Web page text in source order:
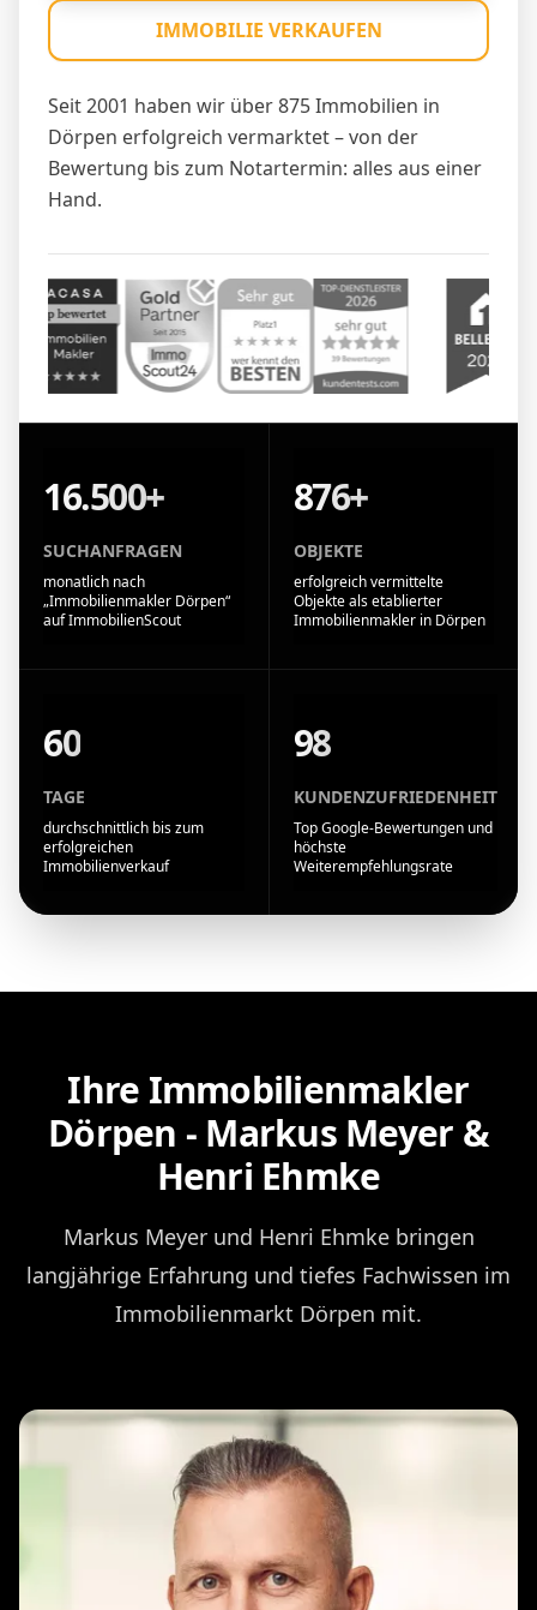
Seit 2001 haben wir über 875 Immobilien in
Dörpen erfolgreich vermarktet – von der
Bewertung bis zum Notartermin: alles aus einer
Hand.
IMMOBILIE VERKAUFEN
16.500+
SUCHANFRAGEN
monatlich nach
„Immobilienmakler Dörpen“
auf ImmobilienScout
876+
OBJEKTE
erfolgreich vermittelte
Objekte als etablierter
Immobilienmakler in Dörpen
60
TAGE
durchschnittlich bis zum
erfolgreichen
Immobilienverkauf
98
KUNDENZUFRIEDENHEIT
Top Google-Bewertungen und
höchste
Weiterempfehlungsrate
Ihre Immobilienmakler
Dörpen - Markus Meyer &
Henri Ehmke
Markus Meyer und Henri Ehmke bringen
langjährige Erfahrung und tiefes Fachwissen im
Immobilienmarkt Dörpen mit.